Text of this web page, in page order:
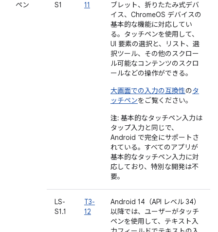
ペン
S1
11
ブレット、折りたたみ式デバ
イス、ChromeOS デバイスの
基本的な機能に対応してい
る。タッチペンを使用して、
UI 要素の選択と、リスト、選
択ツール、その他のスクロー
ル可能なコンテンツのスクロ
ールなどの操作ができる。
大画面での入力の互換性のタ
ッチペンをご覧ください。
注: 基本的なタッチペン入力は
タップ入力と同じで、
Android で完全にサポートさ
れている。すべてのアプリが
基本的なタッチペン入力に対
応しており、特別な開発は不
要。
LS-
S1.1
T3-
12
Android 14（API レベル 34）
以降では、ユーザーがタッチ
ペンを使用して、テキスト入